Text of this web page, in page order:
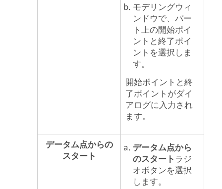
モデリングウィ
ンドウで、パー
ト上の開始ポイ
ントと終了ポイ
ントを選択しま
す。
開始ポイントと終
了ポイントがダイ
アログに入力され
ます。
データム点からの
スタート
データム点から
のスタート ラジ
オボタンを選択
します。